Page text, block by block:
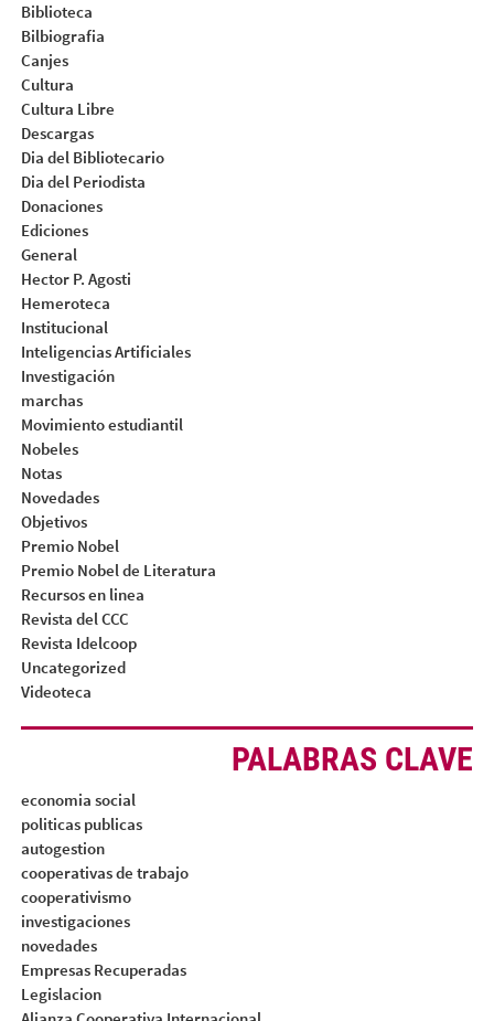
Biblioteca
Bilbiografia
Canjes
Cultura
Cultura Libre
Descargas
Dia del Bibliotecario
Dia del Periodista
Donaciones
Ediciones
General
Hector P. Agosti
Hemeroteca
Institucional
Inteligencias Artificiales
Investigación
marchas
Movimiento estudiantil
Nobeles
Notas
Novedades
Objetivos
Premio Nobel
Premio Nobel de Literatura
Recursos en linea
Revista del CCC
Revista Idelcoop
Uncategorized
Videoteca
PALABRAS CLAVE
economia social
politicas publicas
autogestion
cooperativas de trabajo
cooperativismo
investigaciones
novedades
Empresas Recuperadas
Legislacion